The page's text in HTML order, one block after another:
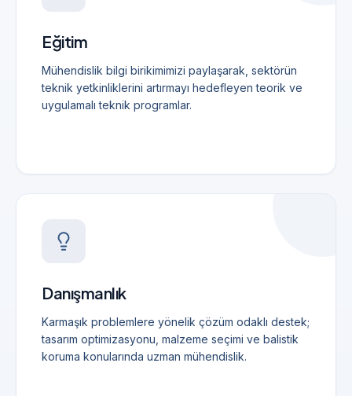
Eğitim
Mühendislik bilgi birikimimizi paylaşarak, sektörün
teknik yetkinliklerini artırmayı hedefleyen teorik ve
uygulamalı teknik programlar.
Danışmanlık
Karmaşık problemlere yönelik çözüm odaklı destek;
tasarım optimizasyonu, malzeme seçimi ve balistik
koruma konularında uzman mühendislik.